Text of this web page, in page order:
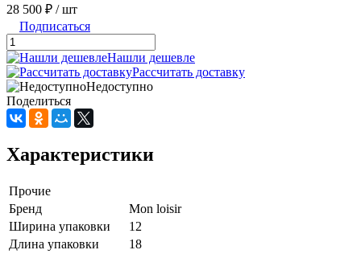
28 500 ₽ / шт
Подписаться
Нашли дешевле
Рассчитать доставку
Недоступно
Поделиться
Характеристики
Прочие
Бренд
Mon loisir
Ширина упаковки
12
Длина упаковки
18